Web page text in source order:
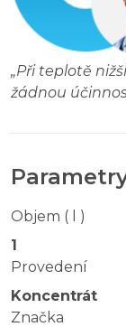
„Při teplotě
žádnou
Objem ( l )
1
Provedení
Koncentrát
Značka